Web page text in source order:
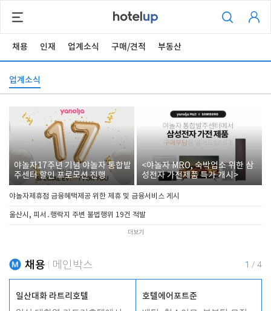
채용 인재 업계소식 구매/견적 부동산
업계소식
야놀자17주년 기념 야놀자 통합발
주센터 할인 프로모션 진행
<야놀자 MRO, 숙박업소 위한 삼
성전자 가전제품 특가 개시>
야놀자제휴점 금융혜택제공 위한 제휴 및 금융서비스 게시
울산시, 피서․행락지 주변 불법행위 19건 적발
더보기
채용 메인박스 1 / 4
일산대화 라트리호텔 호텔에어포트준